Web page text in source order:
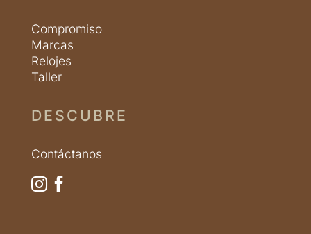
Compromiso
Marcas
Relojes
Taller
DESCUBRE
Contáctanos
 